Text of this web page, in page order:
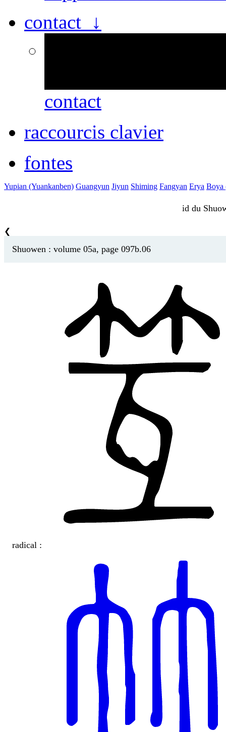
contact ↓
contact
raccourcis clavier
fontes
Yupian (Yuankanben) Guangyun Jiyun Shiming Fangyan Erya Boya
id du
❮
Shuowen : volume 05a, page 097b.06
radical :